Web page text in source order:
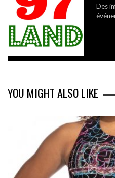
Des
YOU MIGHT ALSO LIKE